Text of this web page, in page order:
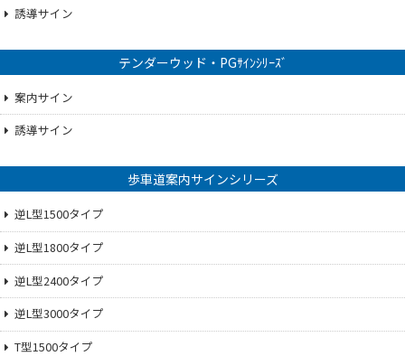
誘導サイン
テンダーウッド・PGｻｲﾝｼﾘｰｽﾞ
案内サイン
誘導サイン
歩車道案内サインシリーズ
逆L型1500タイプ
逆L型1800タイプ
逆L型2400タイプ
逆L型3000タイプ
T型1500タイプ